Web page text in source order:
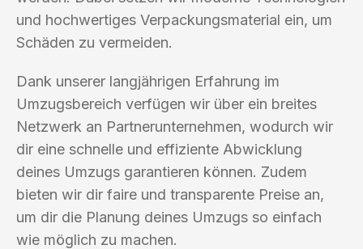
und hochwertiges Verpackungsmaterial ein, um
Schäden zu vermeiden.
Dank unserer langjährigen Erfahrung im
Umzugsbereich verfügen wir über ein breites
Netzwerk an Partnerunternehmen, wodurch wir
dir eine schnelle und effiziente Abwicklung
deines Umzugs garantieren können. Zudem
bieten wir dir faire und transparente Preise an,
um dir die Planung deines Umzugs so einfach
wie möglich zu machen.